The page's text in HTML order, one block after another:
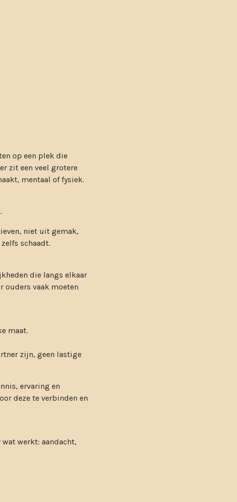
op een plek die
zit een veel grotere
mentaal of fysiek.
niet uit gemak,
schaadt.
die langs elkaar
ouders vaak moeten
maat.
zijn, geen lastige
ervaring en
deze te verbinden en
werkt: aandacht,